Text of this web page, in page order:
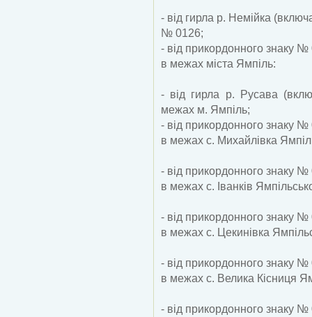
- від гирла р. Немійка
№ 0126;
- від прикордонного знаку
в межах міста Ямпіль:
- від гирла р. Русава
межах м. Ямпіль;
- від прикордонного знаку
в межах с. Михайлівка
- від прикордонного знаку
в межах с. Іванків
- від прикордонного знаку
в межах с. Цекинівка
- від прикордонного знаку
в межах с. Велика Кісниця
- від прикордонного знаку